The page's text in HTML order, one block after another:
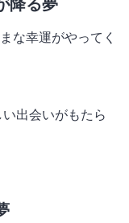
降る夢
な幸運がやってく
出会いがもたら